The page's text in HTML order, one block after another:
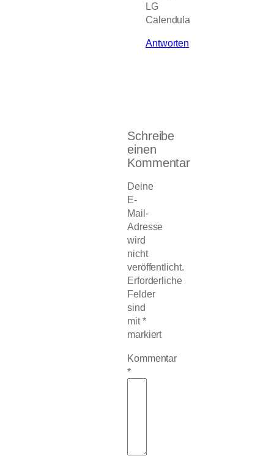
LG
Calendula
Antworten
Schreibe
einen
Kommentar
Deine
E-
Mail-
Adresse
wird
nicht
veröffentlicht.
Erforderliche
Felder
sind
mit*
markiert
Kommentar
*